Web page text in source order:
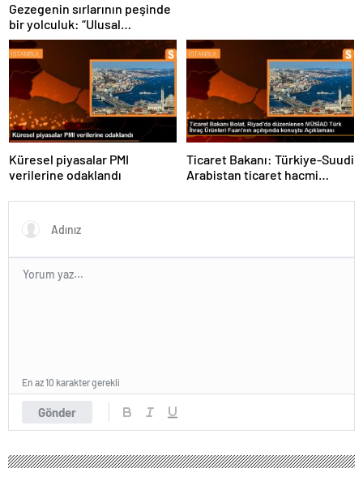
Gezegenin sırlarının peşinde
bir yolculuk: “Ulusal
Antarktika Bilim Seferleri”
Küresel piyasalar PMI
verilerine odaklandı
Ticaret Bakanı: Türkiye-Suudi
Arabistan ticaret hacmi
Gönder
En az 10 karakter gerekli